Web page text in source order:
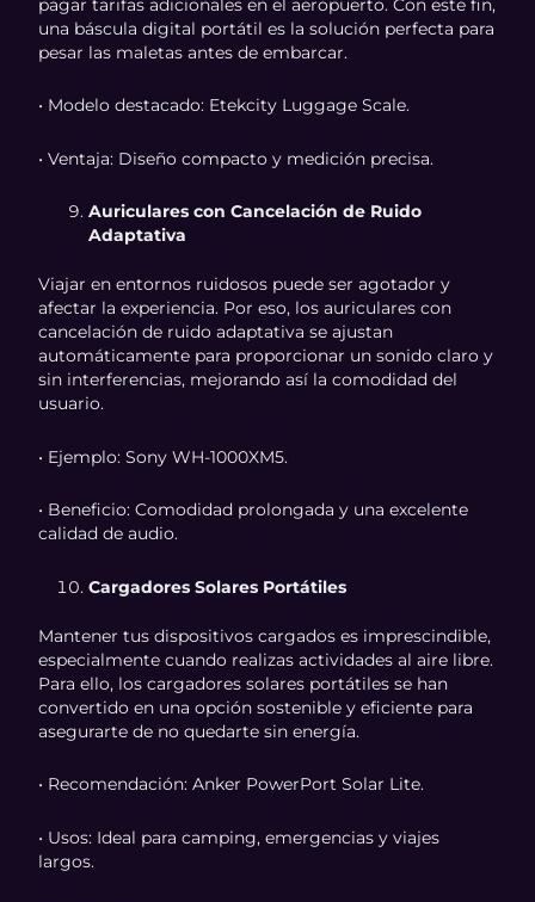
pagar tarifas adicionales en el aeropuerto. Con este fin,
una báscula digital portátil es la solución perfecta para
pesar las maletas antes de embarcar.
• Modelo destacado: Etekcity Luggage Scale.
• Ventaja: Diseño compacto y medición precisa.
Auriculares con Cancelación de Ruido
Adaptativa
Viajar en entornos ruidosos puede ser agotador y
afectar la experiencia. Por eso, los auriculares con
cancelación de ruido adaptativa se ajustan
automáticamente para proporcionar un sonido claro y
sin interferencias, mejorando así la comodidad del
usuario.
• Ejemplo: Sony WH-1000XM5.
• Beneficio: Comodidad prolongada y una excelente
calidad de audio.
Cargadores Solares Portátiles
Mantener tus dispositivos cargados es imprescindible,
especialmente cuando realizas actividades al aire libre.
Para ello, los cargadores solares portátiles se han
convertido en una opción sostenible y eficiente para
asegurarte de no quedarte sin energía.
• Recomendación: Anker PowerPort Solar Lite.
• Usos: Ideal para camping, emergencias y viajes
largos.